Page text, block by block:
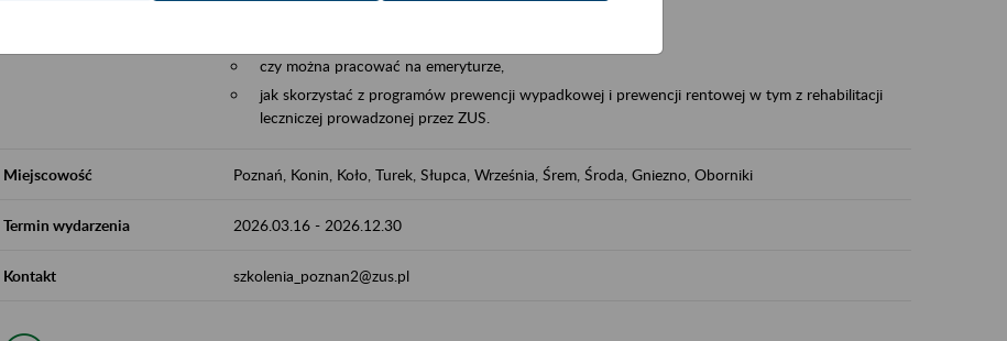
czy można pracować na emeryturze,
jak skorzystać z programów prewencji wypadkowej i prewencji rentowej w tym z rehabilitacji
leczniczej prowadzonej przez ZUS.
Miejscowość Poznań, Konin, Koło, Turek, Słupca, Września, Śrem, Środa, Gniezno, Oborniki
Termin wydarzenia 2026.03.16 - 2026.12.30
Kontakt szkolenia_poznan2@zus.pl